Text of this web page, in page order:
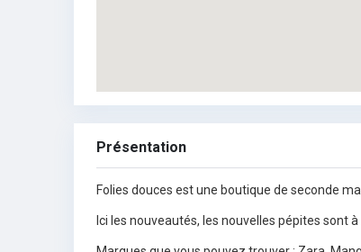
Présentation
Folies douces est une boutique de seconde
Ici les nouveautés, les nouvelles pépites sont